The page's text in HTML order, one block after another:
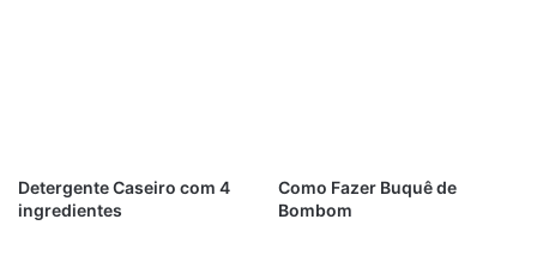
Detergente Caseiro com 4
ingredientes
Como Fazer Buquê de
Bombom